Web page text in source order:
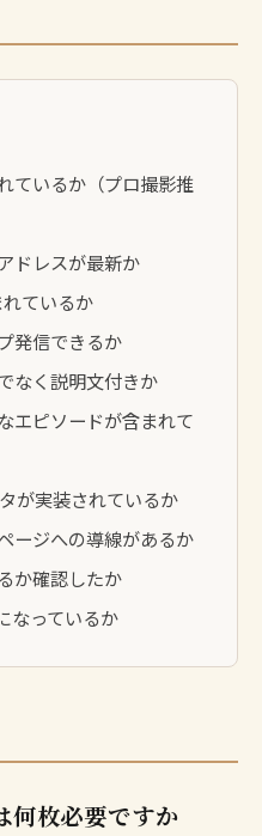
ているか（プロ撮影推
ドレスが最新か
ているか
発信できるか
なく説明文付きか
エピソードが含まれて
が実装されているか
ージへの導線があるか
か確認したか
なっているか
何枚必要ですか